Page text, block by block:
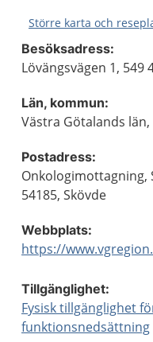
Större karta och
Besöksadress:
Lövängsvägen 1, 549
Län, kommun:
Västra Götalands län,
Postadress:
Onkologimottagning,
54185, Skövde
Webbplats:
https://
Tillgänglighet:
Fysisk tillgänglighet
funktionsnedsättning